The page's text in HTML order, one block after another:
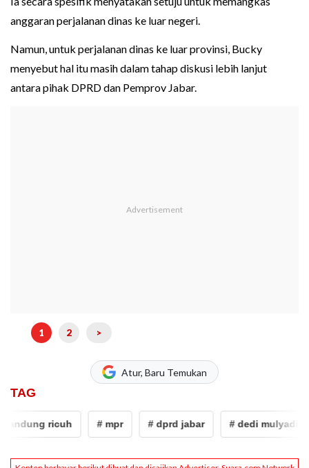
anggaran perjalanan dinas ke luar negeri.
Namun, untuk perjalanan dinas ke luar provinsi, Bucky
menyebut hal itu masih dalam tahap diskusi lebih lanjut
antara pihak DPRD dan Pemprov Jabar.
1 2 >
Atur, Baru Temukan
TAG
ricuh # mpr # dprd jabar # dedi mulyadi